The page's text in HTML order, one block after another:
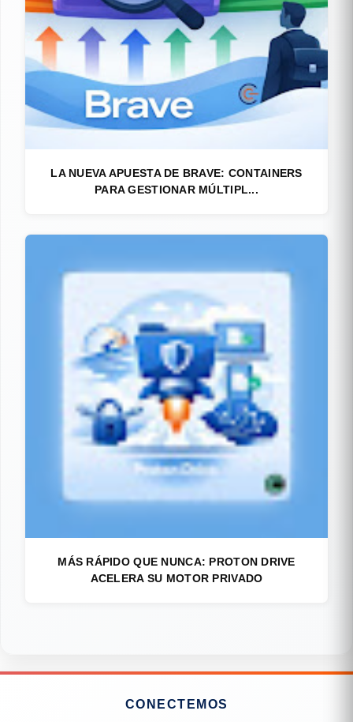
LA NUEVA APUESTA DE BRAVE: CONTAINERS
PARA GESTIONAR MÚLTIPL...
MÁS RÁPIDO QUE NUNCA: PROTON DRIVE
ACELERA SU MOTOR PRIVADO
CONECTEMOS